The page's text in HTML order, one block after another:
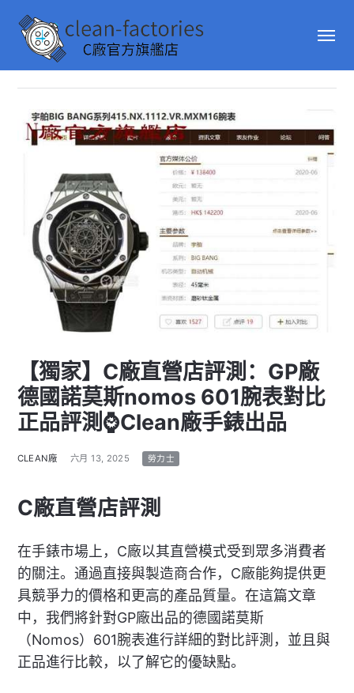
【獨家】C廠直營店評測：GP廠
德國諾莫斯nomos 601腕表對比
正品評測⌚Clean廠手錶出品
CLEAN廠 六月 13, 2025 勞力士
C廠直營店評測
在手錶市場上，C廠以其直營模式受到眾多消費者
的關注。通過直接與製造商合作，C廠能夠提供更
具競爭力的價格和更高的產品質量。在這篇文章
中，我們將針對GP廠出品的德國諾莫斯
（Nomos）601腕表進行詳細的對比評測，並且與
正品進行比較，以了解它的優缺點。